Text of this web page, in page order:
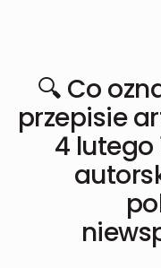
🔍 Co
przepisie
4 lutego